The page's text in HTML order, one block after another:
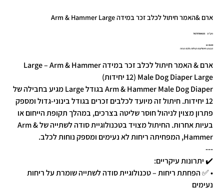
ארם &האמר חיתול לכלב זכר במידה Arm & Hammer Large
מק"ט:
מק"ט
742797884103
מחיר‏69.00 ‏₪
מבצע חיתולים 6 חבילות 8.5% הנחה
ארם & האמר חיתול לכלב זכר במידה Large – Arm & Hammer
Male Dog Diaper Large (12 יחידות)
Arm & Hammer Male Dog Diaper בגודל Large מגיע בחבילה של
12 יחידות. חיתול זה מיועד לכלבים זכרים בגודל בינוני-גדול ומספק
פתרון מצוין לניהול חוסר שליטה בצרכים, במהלך תקופת הייחום או
בעיות אחרות. החיתול מצויד בטכנולוגיית סודה לשתייה של Arm &
Hammer, המפחיתה ריחות לא נעימים ומספק נוחות לכלב.
---
✔️ יתרונות עיקריים:
• ✅ הפחתת ריחות – טכנולוגיית סודה לשתייה שומרת על ריחות
נעימים